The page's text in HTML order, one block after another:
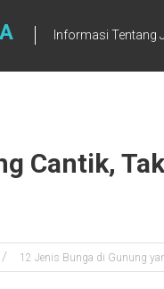
Informasi Tentang
Cantik,
12 Jenis Bunga di Gunung